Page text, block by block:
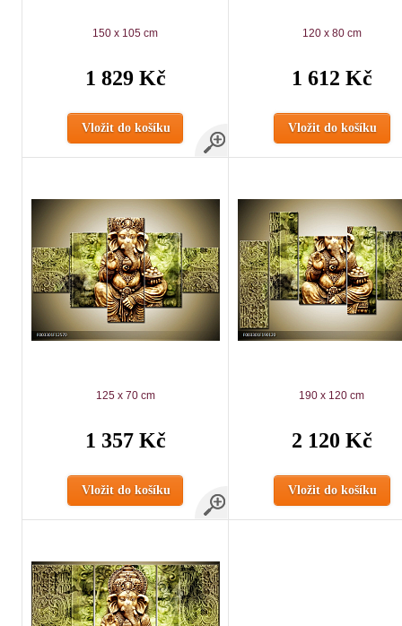
150 x 105 cm
1 829 Kč
Vložit do košíku
120 x 80 cm
1 612 Kč
Vložit do košíku
125 x 70 cm
1 357 Kč
Vložit do košíku
190 x 120 cm
2 120 Kč
Vložit do košíku